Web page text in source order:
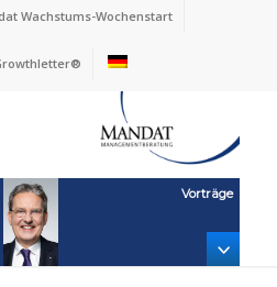
Wachstums-Wochenstart
Vorträge